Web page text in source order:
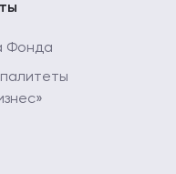
Фонда